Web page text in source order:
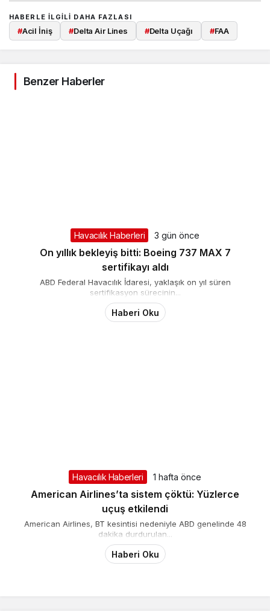
HABERLE ILGILI DAHA FAZLASI
#Acil İniş #Delta Air Lines #Delta Uçağı #FAA
Benzer Haberler
Havacılık Haberleri 3 gün önce
On yıllık bekleyiş bitti: Boeing 737 MAX 7
sertifikayı aldı
ABD Federal Havacılık İdaresi, yaklaşık on yıl süren
sertifikasyon sürecinin...
Haberi Oku
Havacılık Haberleri 1 hafta önce
American Airlines’ta sistem çöktü: Yüzlerce
uçuş etkilendi
American Airlines, BT kesintisi nedeniyle ABD genelinde 48
dakika durdurulan...
Haberi Oku